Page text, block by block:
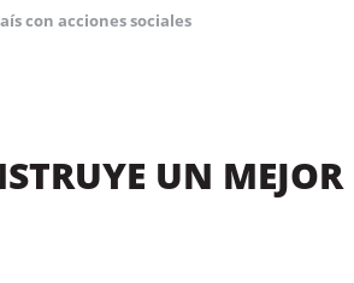
con acciones sociales
UN